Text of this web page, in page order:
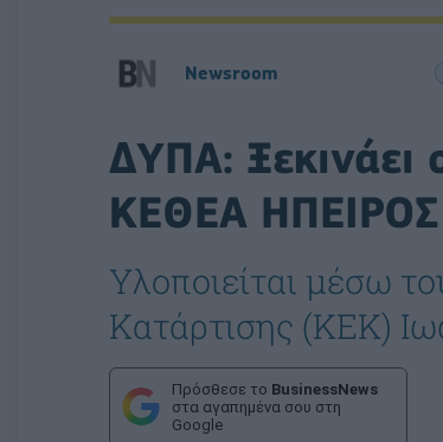
Newsroom
ΔΥΠΑ: Ξεκινάει
ΚΕΘΕΑ ΗΠΕΙΡΟΣ
Υλοποιείται μέσω
Κατάρτισης (ΚΕΚ)
Πρόσθεσε το BusinessNews
στα αγαπημένα σου στη
Google